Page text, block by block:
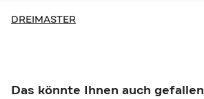
DREIMASTER
Das könnte Ihnen auch gefallen